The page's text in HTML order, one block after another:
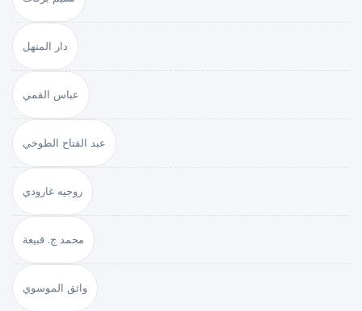
دار المنهل
عباس القمي
عبد الفتاح الطوخي
روجيه غارودي
محمد ج. قبيعة
واثق الموسوي